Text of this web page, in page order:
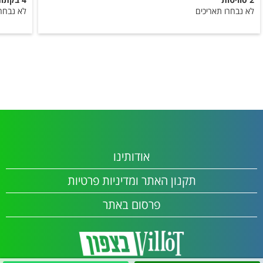
לא נבחרו תאריכים
לא
אודותינו
תקנון האתר ומדיניות פרטיות
פרסום באתר